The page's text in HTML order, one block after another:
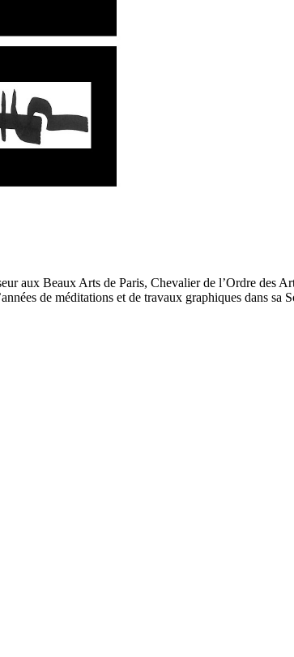
aux Beaux Arts de Paris, Chevalier de l’Ordre des
de méditations et de travaux graphiques dans sa